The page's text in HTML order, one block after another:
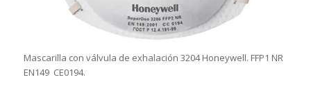
Mascarilla con válvula de exhalación 3204 Honeywell. FFP1 NR
EN149 CE0194.